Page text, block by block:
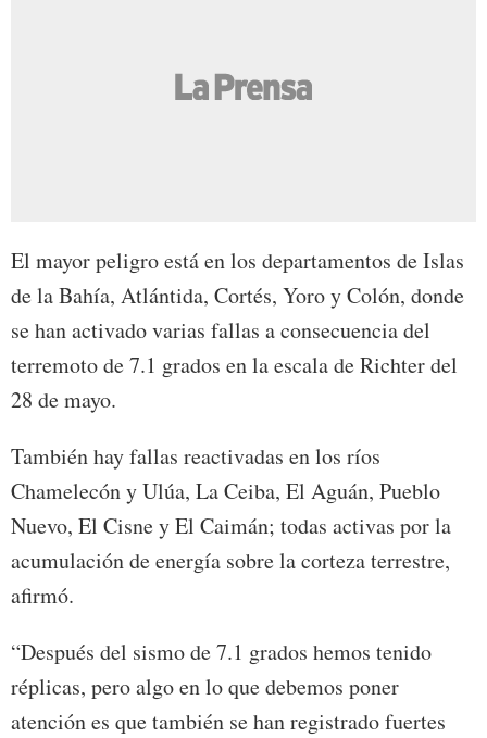
El mayor peligro está en los departamentos de Islas
de la Bahía, Atlántida, Cortés, Yoro y Colón, donde
se han activado varias fallas a consecuencia del
terremoto de 7.1 grados en la escala de Richter del
28 de mayo.
También hay fallas reactivadas en los ríos
Chamelecón y Ulúa, La Ceiba, El Aguán, Pueblo
Nuevo, El Cisne y El Caimán; todas activas por la
acumulación de energía sobre la corteza terrestre,
afirmó.
“Después del sismo de 7.1 grados hemos tenido
réplicas, pero algo en lo que debemos poner
atención es que también se han registrado fuertes